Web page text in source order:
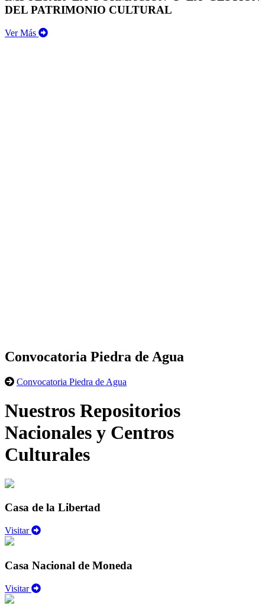
DEL PATRIMONIO CULTURAL
Ver Más
Convocatoria Piedra de Agua
Convocatoria Piedra de Agua
Nuestros Repositorios
Nacionales y Centros
Culturales
Casa de la Libertad
Visitar
Casa Nacional de Moneda
Visitar